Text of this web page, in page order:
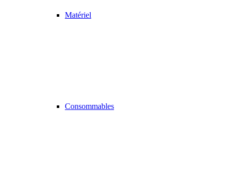
Matériel
Consommables